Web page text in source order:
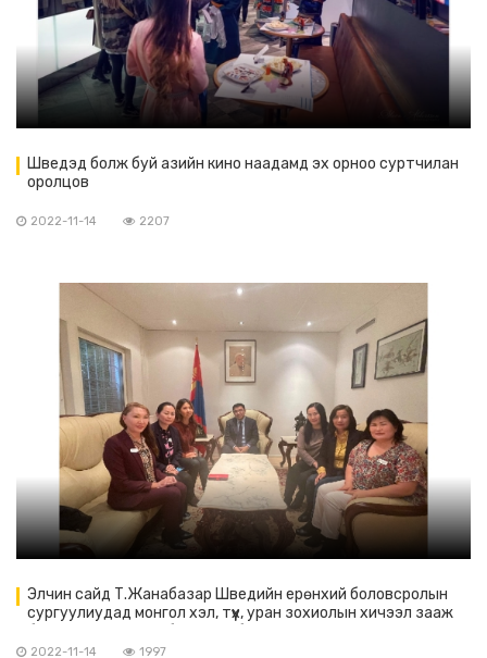
Шведэд болж буй азийн кино наадамд эх орноо суртчилан
оролцов
2022-11-14 2207
Элчин сайд Т.Жанабазар Шведийн ерөнхий боловсролын
сургуулиудад монгол хэл, түүх, уран зохиолын хичээл зааж
авч уулзав
2022-11-14 1997